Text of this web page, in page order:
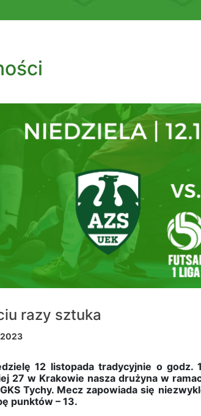
razy sztuka
12 listopada tradycyjnie o
27 w Krakowie nasza drużyna w
Tychy. Mecz zapowiada się
punktów – 13.